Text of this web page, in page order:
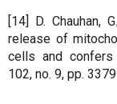
[14] D. Chauhan,
release of
cells and confers
102, no. 9, pp.